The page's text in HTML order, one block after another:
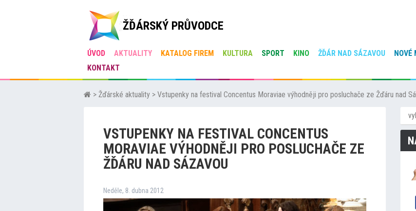
ŽĎÁRSKÝ PRŮVODCE
ÚVOD AKTUALITY KATALOG FIREM KULTURA SPORT KINO ŽĎÁR NAD SÁZAVOU NOVÉ
KONTAKT
> Žďárské aktuality > Vstupenky na festival Concentus Moraviae výhodněji pro posluchače ze Žďáru nad
VSTUPENKY NA FESTIVAL CONCENTUS
MORAVIAE VÝHODNĚJI PRO POSLUCHAČE ZE
ŽĎÁRU NAD SÁZAVOU
Neděle, 8. dubna 2012